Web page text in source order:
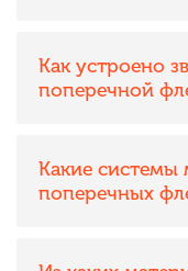
Как устроено
поперечной
Какие системы
поперечных